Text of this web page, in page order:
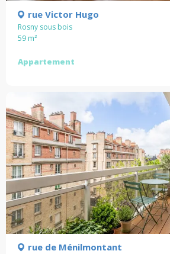
rue Victor Hugo
Rosny sous bois
59 m²
Appartement
rue de Ménilmontant